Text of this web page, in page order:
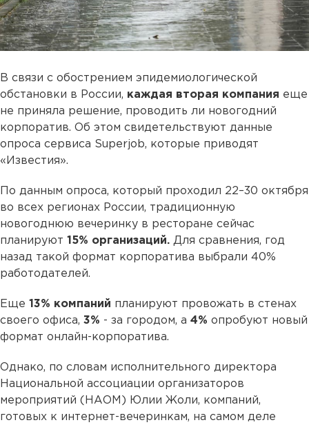
В связи с обострением эпидемиологической
обстановки в России, каждая вторая компания еще
не приняла решение, проводить ли новогодний
корпоратив. Об этом свидетельствуют данные
опроса сервиса Superjob, которые приводят
«Известия».
По данным опроса, который проходил 22–30 октября
во всех регионах России, традиционную
новогоднюю вечеринку в ресторане сейчас
планируют 15% организаций. Для сравнения, год
назад такой формат корпоратива выбрали 40%
работодателей.
Еще 13% компаний планируют провожать в стенах
своего офиса, 3% - за городом, а 4% опробуют новый
формат онлайн-корпоратива.
Однако, по словам исполнительного директора
Национальной ассоциации организаторов
мероприятий (НАОМ) Юлии Жоли, компаний,
готовых к интернет-вечеринкам, на самом деле